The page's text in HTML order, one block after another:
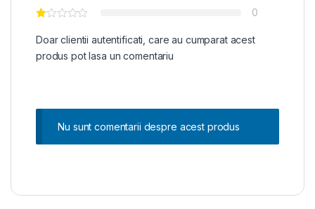
0
Doar clientii autentificati, care au cumparat acest
produs pot lasa un comentariu
Nu sunt comentarii despre acest produs